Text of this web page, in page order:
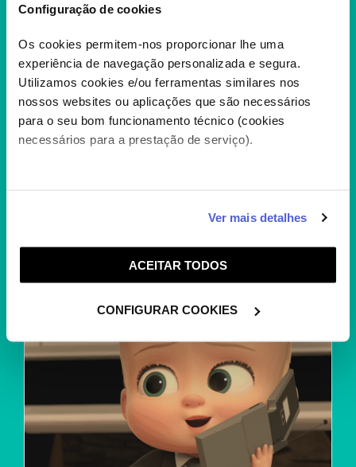
Configuração de cookies
Os cookies permitem-nos proporcionar lhe uma
experiência de navegação personalizada e segura.
Utilizamos cookies e/ou ferramentas similares nos
nossos websites ou aplicações que são necessários
para o seu bom funcionamento técnico (cookies
necessários para a prestação de serviço).
este serviço às suas preferências e apresentar-lhe
funcionalidades (cookies de personalização e
funcionalidade) e adaptar anúncios aos seus interesses
(cookies de publicidade personalizada). Pode gerir a
Cookies".
Ver mais detalhes
ACEITAR TODOS
CONFIGURAR COOKIES
POKÉMON HORIZONS –
ESPERANÇA ELETRIZANTE
Passado um ano dos acontecimentos que